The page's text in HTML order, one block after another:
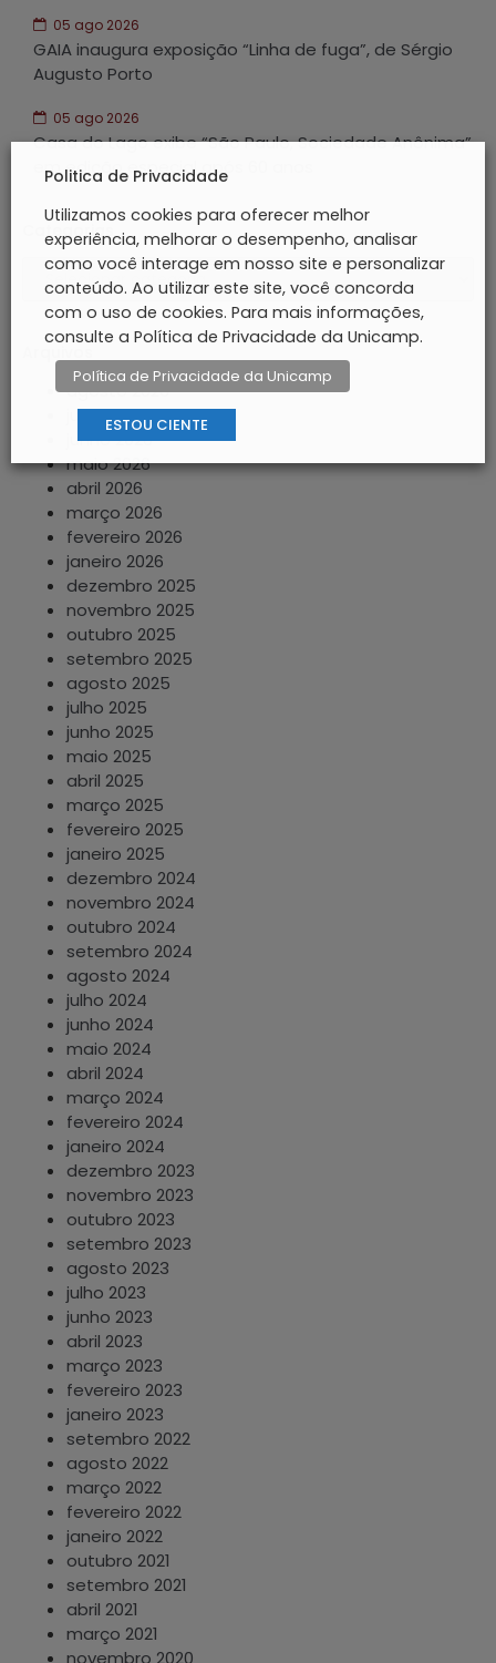
05 ago 2026
GAIA inaugura exposição “Linha de fuga”, de Sérgio
Augusto Porto
05 ago 2026
Casa do Lago exibe “São Paulo, Sociedade Anônima”
em edição especial após 60 anos
Categorias
agosto 2026
julho 2026
junho 2026
maio 2026
abril 2026
março 2026
fevereiro 2026
janeiro 2026
dezembro 2025
novembro 2025
outubro 2025
setembro 2025
agosto 2025
julho 2025
junho 2025
maio 2025
abril 2025
março 2025
fevereiro 2025
janeiro 2025
dezembro 2024
novembro 2024
outubro 2024
setembro 2024
agosto 2024
julho 2024
junho 2024
maio 2024
abril 2024
março 2024
fevereiro 2024
janeiro 2024
dezembro 2023
novembro 2023
outubro 2023
setembro 2023
agosto 2023
julho 2023
junho 2023
abril 2023
março 2023
fevereiro 2023
janeiro 2023
setembro 2022
agosto 2022
março 2022
fevereiro 2022
janeiro 2022
outubro 2021
setembro 2021
abril 2021
março 2021
novembro 2020
Politica de Privacidade
Utilizamos cookies para oferecer melhor
experiência, melhorar o desempenho, analisar
como você interage em nosso site e personalizar
conteúdo. Ao utilizar este site, você concorda
com o uso de cookies. Para mais informações,
consulte a Política de Privacidade da Unicamp.
Política de Privacidade da Unicamp
ESTOU CIENTE